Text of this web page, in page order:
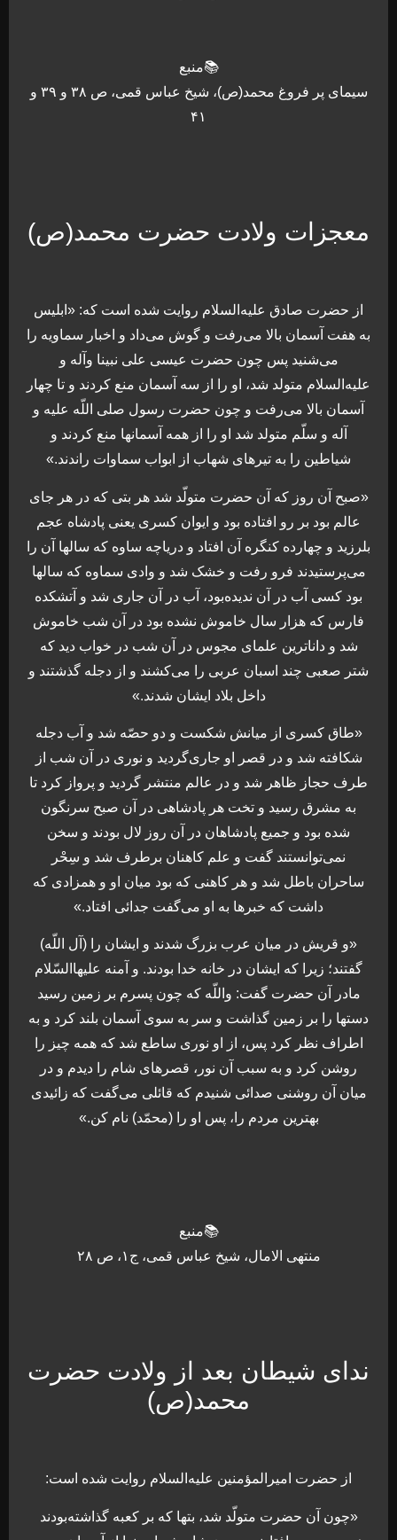
📚منبع
سیمای پر فروغ محمد(ص)، شیخ عباس قمی، ص ۳۸ و ۳۹ و
۴۱
معجزات ولادت حضرت محمد(ص)
از حضرت صادق علیه‌السلام روایت شده است که: «ابلیس
به هفت آسمان بالا می‌رفت و گوش می‌داد و اخبار سماویه را
می‌شنید پس چون حضرت عیسی علی نبینا وآله و
علیه‌السلام متولد شد، او را از سه آسمان منع کردند و تا چهار
آسمان بالا می‌رفت و چون حضرت رسول صلی اللّه علیه و
آله و سلّم متولد شد او را از همه آسمانها منع کردند و
شیاطین را به تیرهای شهاب از ابواب سماوات راندند.»
«صبح آن روز که آن حضرت متولّد شد هر بتی که در هر جای
عالم بود بر رو افتاده بود و ایوان کسری یعنی پادشاه عجم
بلرزید و چهارده کنگره آن افتاد و دریاچه ساوه که سالها آن را
می‌پرستیدند فرو رفت و خشک شد و وادی سماوه که سالها
بود کسی آب در آن ندیده‌بود، آب در آن جاری شد و آتشکده
فارس که هزار سال خاموش نشده بود در آن شب خاموش
شد و داناترین علمای مجوس در آن شب در خواب دید که
شتر صعبی چند اسبان عربی را می‌کشند و از دجله گذشتند و
داخل بلاد ایشان شدند.»
«طاق کسری از میانش شکست و دو حصّه شد و آب دجله
شکافته شد و در قصر او جاری‌گردید و نوری در آن شب از
طرف حجاز ظاهر شد و در عالم منتشر گردید و پرواز کرد تا
به مشرق رسید و تخت هر پادشاهی در آن صبح سرنگون
شده بود و جمیع پادشاهان در آن روز لال بودند و سخن
نمی‌توانستند گفت و علم کاهنان برطرف شد و سِحْر
ساحران باطل شد و هر کاهنی که بود میان او و همزادی که
داشت که خبرها به او می‌گفت جدائی افتاد.»
«و قریش در میان عرب بزرگ شدند و ایشان را (آل اللّه)
گفتند؛ زیرا که ایشان در خانه خدا بودند. و آمنه علیهاالسّلام
مادر آن حضرت گفت: واللّه که چون پسرم بر زمین رسید
دستها را بر زمین گذاشت و سر به سوی آسمان بلند کرد و به
اطراف نظر کرد پس، از او نوری ساطع شد که همه چیز را
روشن کرد و به سبب آن نور، قصرهای شام را دیدم و در
میان آن روشنی صدائی شنیدم که قائلی می‌گفت که زائیدی
بهترین مردم را، پس او را (محمّد) نام کن.»
📚منبع
منتهی الامال، شیخ عباس قمی، ج۱، ص ۲۸
ندای شیطان بعد از ولادت حضرت
محمد(ص)
از حضرت امیرالمؤمنین علیه‌السلام روایت شده است:
«چون آن حضرت متولّد شد، بتها که بر کعبه گذاشته‌بودند